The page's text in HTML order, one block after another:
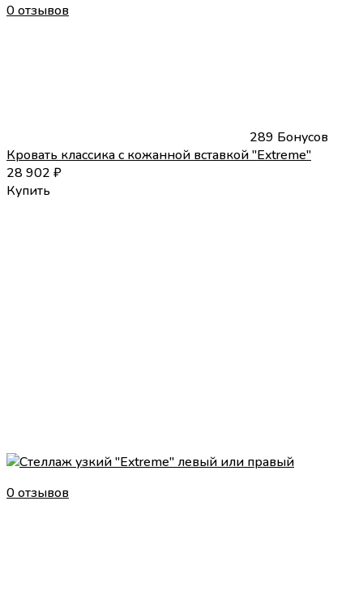
0 отзывов
289 Бонусов
Кровать классика с кожанной вставкой "Extreme"
28 902 ₽
Купить
0 отзывов